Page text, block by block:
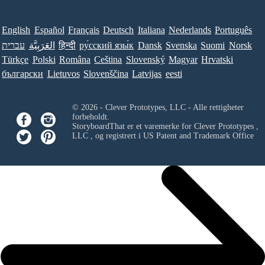
English Español Français Deutsch Italiana Nederlands Português
עברית العَرَبِيَّة हिन्दी ру́сский язы́к Dansk Svenska Suomi Norsk
Türkçe Polski Româna Ceština Slovenský Magyar Hrvatski
български Lietuvos Slovenščina Latvijas eesti
© 2026 - Clever Prototypes, LLC - Alle rettigheter
forbeholdt.
StoryboardThat er et varemerke for Clever Prototypes ,
LLC, og registrert i US Patent and Trademark Office